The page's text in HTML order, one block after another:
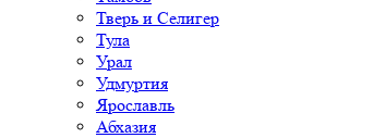
Тверь и Селигер
Тула
Урал
Удмуртия
Ярославль
Абхазия